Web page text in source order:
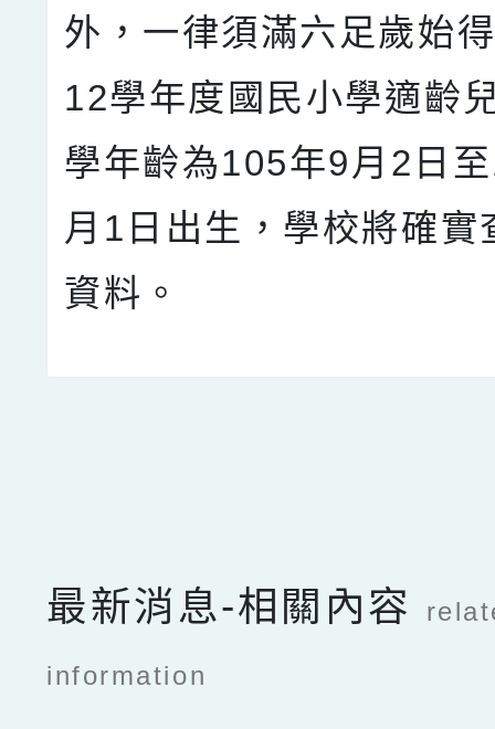
外，一律須滿六足歲始
12學年度國民小學適齡
學年齡為105年9月2日
月1日出生，學校將確實
資料。
最新消息-相關內容
information